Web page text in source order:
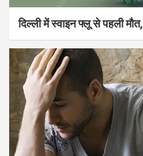
दिल्ली में स्वाइन फ्लू से पहली